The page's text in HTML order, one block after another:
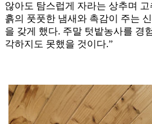
않아도 탐스럽게 자라는 상추며
흙의 풋풋한 냄새와 촉감이 주는
을 갖게 했다. 주말 텃밭농사를 경
각하지도 못했을 것이다.”